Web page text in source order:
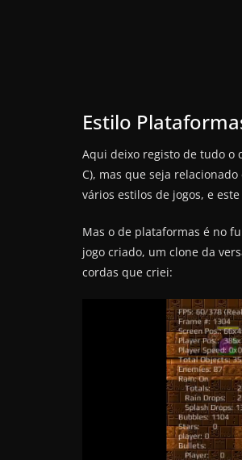
Estilo
Aqui deixo registo de tudo o
C), mas que seja
vários estilos de jogos, e
Mas o de plataformas é no
jogo criado, um clone da
cordas que criei: